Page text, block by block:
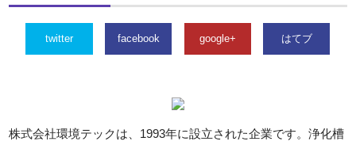
twitter facebook google+ はてブ
株式会社環境テックは、1993年に設立された企業です。浄化槽